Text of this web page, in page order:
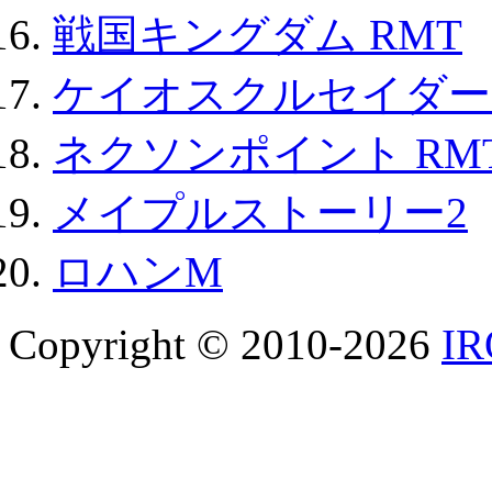
戦国キングダム RMT
ケイオスクルセイダ
ネクソンポイント
メイプルストーリー2
ロハンM
Copyright © 2010-2026